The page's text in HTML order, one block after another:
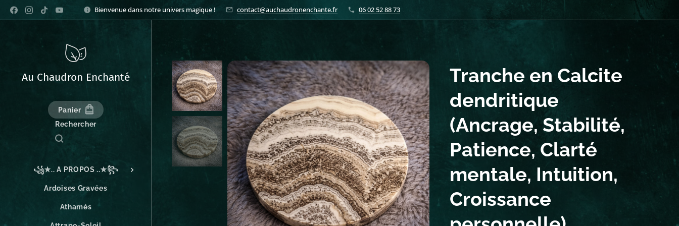
Bienvenue dans notre univers magique ! contact@auchaudronenchante.fr 06 02 52 88 73
Au Chaudron Enchanté
Panier
Rechercher
꧁✮.. A PROPOS ..✮꧂
Ardoises Gravées
Athamés
Tranche en Calcite
dendritique
(Ancrage, Stabilité,
Patience, Clarté
mentale, Intuition,
Croissance